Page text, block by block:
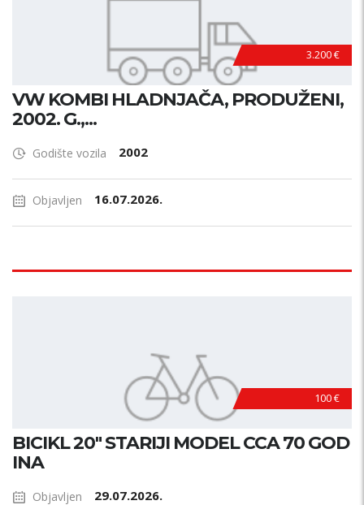
3.200 €
VW KOMBI HLADNJAČA, PRODUŽENI,
2002. G.,...
Godište vozila 2002
Objavljen 16.07.2026.
100 €
BICIKL 20" STARIJI MODEL CCA 70 GOD
INA
Objavljen 29.07.2026.